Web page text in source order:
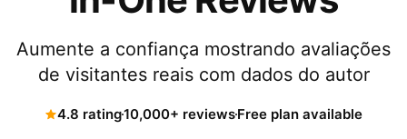
Aumente a confiança mostrando avaliações
de visitantes reais com dados do autor
4.8 rating10,000+ reviewsFree plan available